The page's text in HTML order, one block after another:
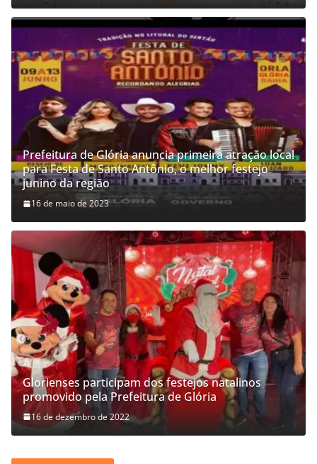
Prefeitura de Glória anuncia primeira atração local
para Festa de Santo Antônio, o melhor festejo
junino da região
16 de maio de 2023
Glorienses participam dos festejos natalinos
promovido pela Prefeitura de Glória
16 de dezembro de 2022